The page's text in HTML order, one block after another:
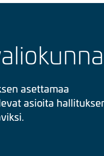
for
for
asettamaa
asioita